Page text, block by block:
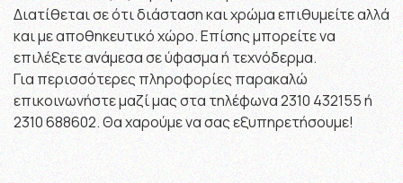
Διατίθεται σε ότι διάσταση και χρώμα επιθυμείτε αλλά
και με αποθηκευτικό χώρο. Επίσης μπορείτε να
επιλέξετε ανάμεσα σε ύφασμα ή τεχνόδερμα.
Για περισσότερες πληροφορίες παρακαλώ
επικοινωνήστε μαζί μας στα τηλέφωνα 2310 432155 ή
2310 688602. Θα χαρούμε να σας εξυπηρετήσουμε!